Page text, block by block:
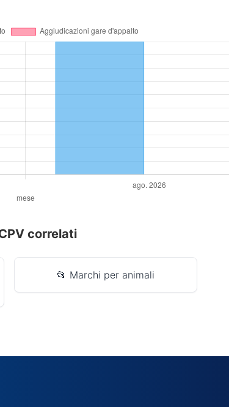
correlati
📂 Marchi per animali